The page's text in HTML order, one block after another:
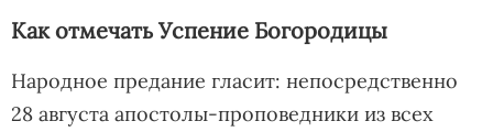
Как отмечать Успение Богородицы
Народное предание гласит: непосредственно
28 августа апостолы-проповедники из всех